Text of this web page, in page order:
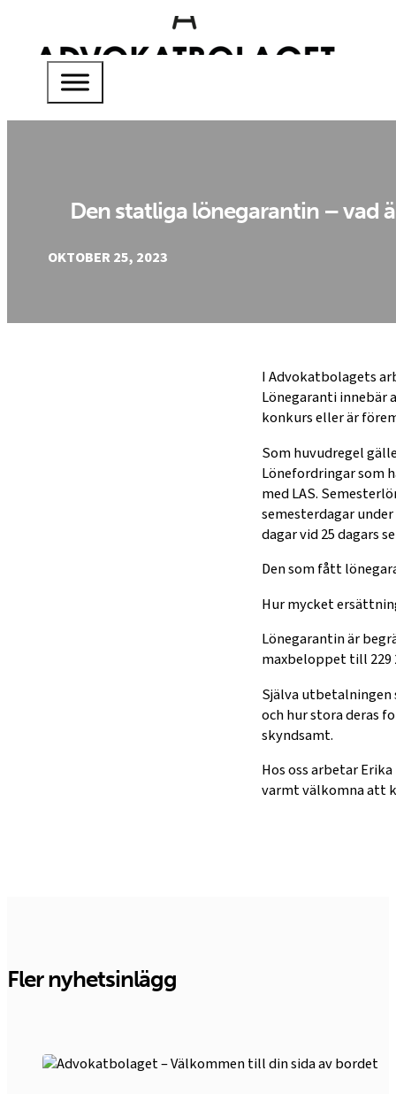
Den statliga lönegarantin – vad
OKTOBER 25, 2023
I Advokatbolagets
Lönegaranti innebär
konkurs eller är
Som huvudregel
Lönefordringar som
med LAS.
semesterdagar
dagar vid 25 dagars
Den som fått
Hur mycket
Lönegarantin är
maxbeloppet till 229
Själva
och hur stora deras
skyndsamt.
Hos oss arbetar
varmt välkomna att
Fler nyhetsinlägg